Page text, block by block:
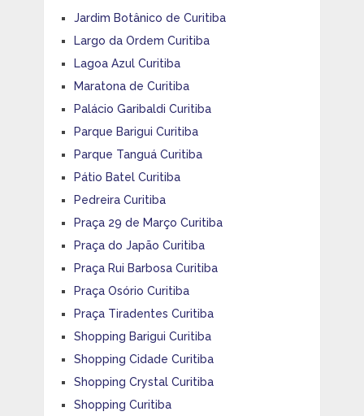
Jardim Botânico de Curitiba
Largo da Ordem Curitiba
Lagoa Azul Curitiba
Maratona de Curitiba
Palácio Garibaldi Curitiba
Parque Barigui Curitiba
Parque Tanguá Curitiba
Pátio Batel Curitiba
Pedreira Curitiba
Praça 29 de Março Curitiba
Praça do Japão Curitiba
Praça Rui Barbosa Curitiba
Praça Osório Curitiba
Praça Tiradentes Curitiba
Shopping Barigui Curitiba
Shopping Cidade Curitiba
Shopping Crystal Curitiba
Shopping Curitiba